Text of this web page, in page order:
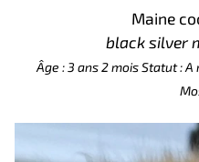
Maine
black silver
Âge : 3 ans 2 mois Statut :